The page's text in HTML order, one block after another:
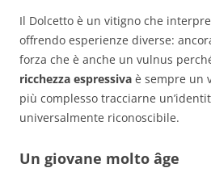
Il Dolcetto è un vitigno che
offrendo esperienze diverse:
forza che è anche un vulnus
ricchezza espressiva è sempre un
più complesso tracciarne
universalmente riconoscibile.
Un giovane molto âge